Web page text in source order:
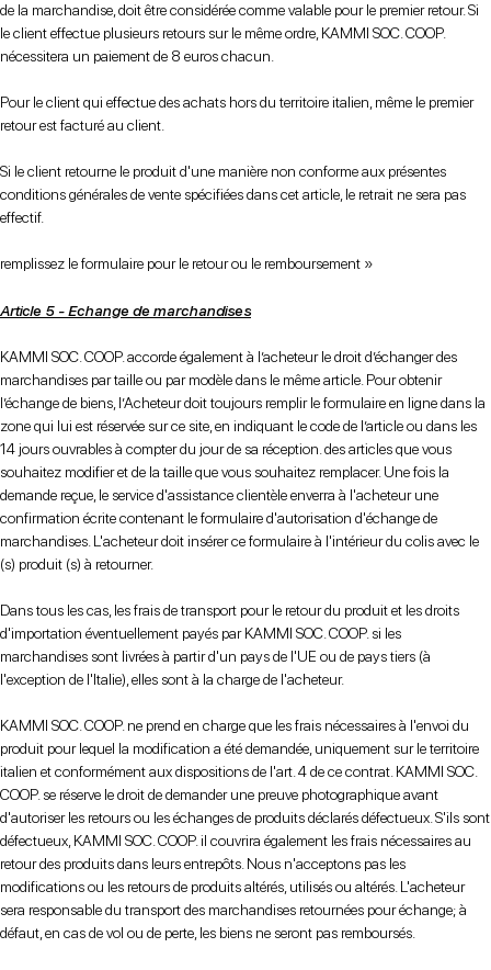
de la marchandise, doit être considérée comme valable pour le premier retour. Si
le client effectue plusieurs retours sur le même ordre, KAMMI SOC. COOP.
nécessitera un paiement de 8 euros chacun.
Pour le client qui effectue des achats hors du territoire italien, même le premier
retour est facturé au client.
Si le client retourne le produit d'une manière non conforme aux présentes
conditions générales de vente spécifiées dans cet article, le retrait ne sera pas
effectif.
remplissez le formulaire pour le retour ou le remboursement »
Article 5 - Echange de marchandises
KAMMI SOC. COOP. accorde également à l’acheteur le droit d’échanger des
marchandises par taille ou par modèle dans le même article. Pour obtenir
l’échange de biens, l’Acheteur doit toujours remplir le formulaire en ligne dans la
zone qui lui est réservée sur ce site, en indiquant le code de l’article ou dans les
14 jours ouvrables à compter du jour de sa réception. des articles que vous
souhaitez modifier et de la taille que vous souhaitez remplacer. Une fois la
demande reçue, le service d'assistance clientèle enverra à l'acheteur une
confirmation écrite contenant le formulaire d'autorisation d'échange de
marchandises. L'acheteur doit insérer ce formulaire à l'intérieur du colis avec le
(s) produit (s) à retourner.
Dans tous les cas, les frais de transport pour le retour du produit et les droits
d'importation éventuellement payés par KAMMI SOC. COOP. si les
marchandises sont livrées à partir d'un pays de l'UE ou de pays tiers (à
l'exception de l'Italie), elles sont à la charge de l'acheteur.
KAMMI SOC. COOP. ne prend en charge que les frais nécessaires à l'envoi du
produit pour lequel la modification a été demandée, uniquement sur le territoire
italien et conformément aux dispositions de l'art. 4 de ce contrat. KAMMI SOC.
COOP. se réserve le droit de demander une preuve photographique avant
d'autoriser les retours ou les échanges de produits déclarés défectueux. S'ils sont
défectueux, KAMMI SOC. COOP. il couvrira également les frais nécessaires au
retour des produits dans leurs entrepôts. Nous n'acceptons pas les
modifications ou les retours de produits altérés, utilisés ou altérés. L'acheteur
sera responsable du transport des marchandises retournées pour échange; à
défaut, en cas de vol ou de perte, les biens ne seront pas remboursés.